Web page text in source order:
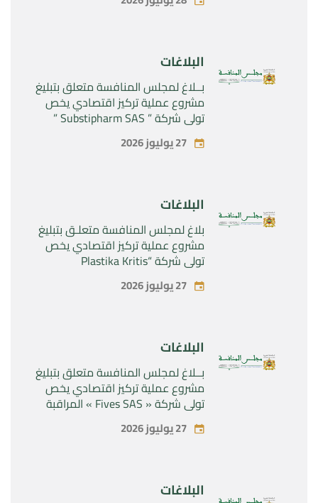
البلاغات
بــلاغ لمجلس المنافسة متعلق بتبليغ
مشروع عملية تركيز اقتصادي يخص
تولي شركة ” Substipharm SAS ”
المراقبة الحصرية للأصول والحقوق
المتعلقة بالمنتجين الصيدلانيين”
27 يوليوز 2026
البلاغات
بلاغ لمجلس المنافسة متعلـق بتبليغ
مشروع عملية تركيز اقتصادي يخص
تولي شركة “Plastika Kritis
SA”المراقبة الحصرية لشركة
“Naturplas Industrial SARL” 27 يوليوز 2026
البلاغات
بــلاغ لمجلس المنافسة متعلق بتبليغ
مشروع عملية تركيز اقتصادي يخص
تولي شركة « Fives SAS » المراقبة
SAS »27 يوليوز 2026
البلاغات